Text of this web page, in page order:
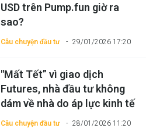
Câu chuyện đầu tư 29/01/2026 17:20
USD trên Pump.fun giờ ra
sao?
Câu chuyện đầu tư 28/01/2026 11:20
"Mất Tết” vì giao dịch
Futures, nhà đầu tư không
dám về nhà do áp lực kinh tế